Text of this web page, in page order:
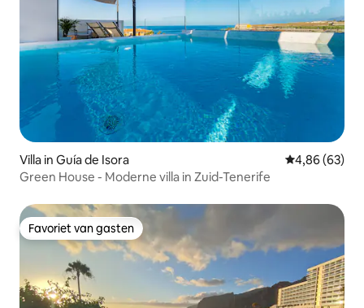
Villa in Guía de Isora Gemiddelde
4,86 (63)
Green House - Moderne villa in Zuid-Tenerife
Favoriet van gasten
Favoriet van gasten